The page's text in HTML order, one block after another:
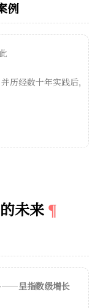
例
历经数十年实践后，
未来
——呈指数级增长